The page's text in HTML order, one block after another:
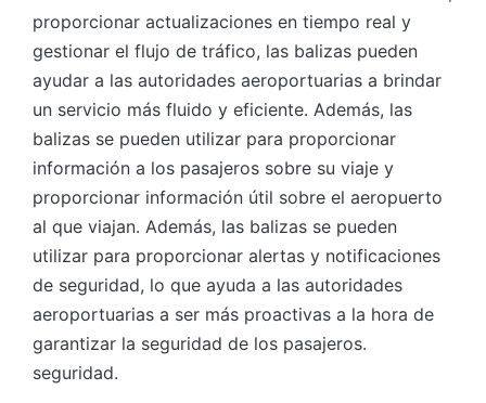
proporcionar actualizaciones en tiempo real y
gestionar el flujo de tráfico, las balizas pueden
ayudar a las autoridades aeroportuarias a brindar
un servicio más fluido y eficiente. Además, las
balizas se pueden utilizar para proporcionar
información a los pasajeros sobre su viaje y
proporcionar información útil sobre el aeropuerto
al que viajan. Además, las balizas se pueden
utilizar para proporcionar alertas y notificaciones
de seguridad, lo que ayuda a las autoridades
aeroportuarias a ser más proactivas a la hora de
garantizar la seguridad de los pasajeros.
seguridad.